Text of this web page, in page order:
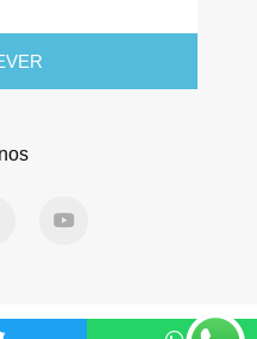
o
e
Águas Lindas © 2025 -